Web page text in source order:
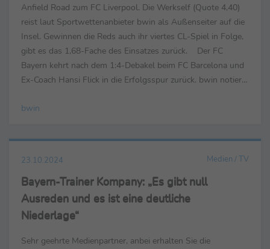
Anfield Road zum FC Liverpool. Die Werkself (Quote 4,40)
reist laut Sportwettenanbieter bwin als Außenseiter auf die
Insel. Gewinnen die Reds auch ihr viertes CL-Spiel in Folge,
gibt es das 1,68-Fache des Einsatzes zurück. Der FC
Bayern kehrt nach dem 1:4-Debakel beim FC Barcelona und
Ex-Coach Hansi Flick in die Erfolgsspur zurück. bwin notiert
bwin
23.10.2024 Medien / TV
Bayern-Trainer Kompany: „Es gibt null
Ausreden und es ist eine deutliche
Niederlage“
Sehr geehrte Medienpartner, anbei erhalten Sie die